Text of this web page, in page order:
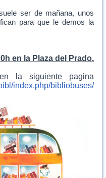
ser de mañana, unos
para que le demos la
en la Plaza del Prado.
la siguiente pagina
index.php/bibliobuses/